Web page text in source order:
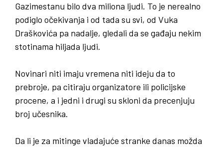
Gazimestanu bilo dva miliona ljudi. To je nerealno
podiglo očekivanja i od tada su svi, od Vuka
Draškovića pa nadalje, gledali da se gađaju nekim
stotinama hiljada ljudi.
Novinari niti imaju vremena niti ideju da to
prebroje, pa citiraju organizatore ili policijske
procene, a i jedni i drugi su skloni da precenjuju
broj učesnika.
Da li je za mitinge vladajuće stranke danas možda